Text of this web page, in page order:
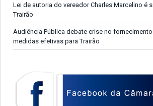
Lei de autoria do vereador Charles Marcelino é
Trairão
Audiência Pública debate crise no
medidas efetivas para Trairão